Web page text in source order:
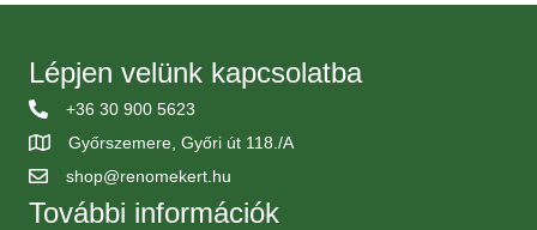
Lépjen velünk kapcsolatba
+36 30 900 5623
Győrszemere, Győri út 118./A
shop@renomekert.hu
További információk